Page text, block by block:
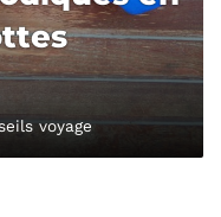
voyage